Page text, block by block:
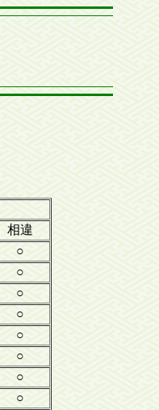
相違
○
○
○
○
○
○
○
○